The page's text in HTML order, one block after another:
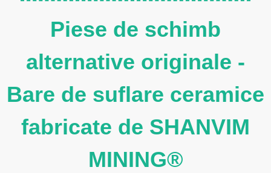
Piese de schimb
alternative originale -
Bare de suflare ceramice
fabricate de SHANVIM
MINING®